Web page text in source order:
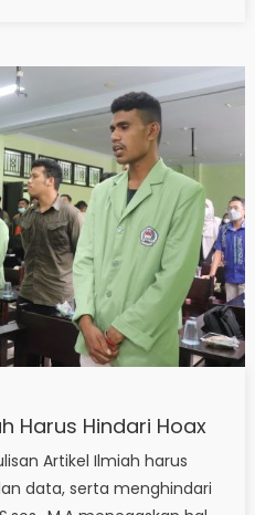
Harus Hindari Hoax
Artikel Ilmiah harus
data, serta menghindari